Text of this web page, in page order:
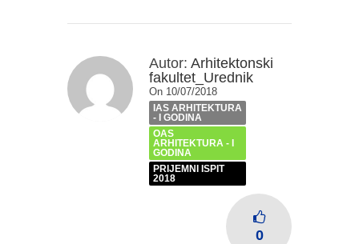
Autor: Arhitektonski
fakultet_Urednik
On 10/07/2018
IAS ARHITEKTURA
- I GODINA
OAS
ARHITEKTURA - I
GODINA
PRIJEMNI ISPIT
2018
0